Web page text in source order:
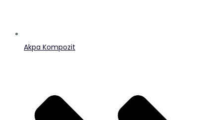
Akpa Kompozit